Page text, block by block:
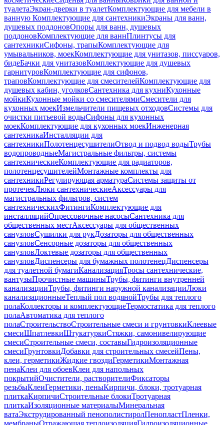
туалетаЭкран-дверки в туалетКомплектующие для мебели в
ванную Комплектующие для сантехникиЭкраны для ванн,
душевых поддоновОпоры для ванн, душевых
поддоновКомплектующие для ваннПлинтусы для
сантехникиСифоны, трапыКомплектующие для
умывальников, моекКомплектующие для унитазов, писсуаров,
бидеБачки для унитазовКомплектующие для душевых
гарнитуровКомплектующие для сифонов,
траповКомплектующие для смесителейКомплектующие для
душевых кабин, уголковСантехника для кухниКухонные
мойкиКухонные мойки со смесителямиСмесители для
кухонных моекИзмельчители пищевых отходовСистемы для
очистки питьевой водыСифоны для кухонных
моекКомплектующие для кухонных моекИнженерная
сантехникаИнсталляции для
сантехникиПолотенцесушителиОтвод и подвод водыТрубы
водопроводныеМагистральные фильтры, системы
сантехническиеКомплектующие для радиаторов,
полотенцесушителейМонтажные комплекты для
сантехникиРегулирующая арматураСистемы защиты от
протечекЛюки сантехническиеАксессуары для
магистральных фильтров, систем
сантехническихФитингиКомплектующие для
инсталляцийОпрессовочные насосыСантехника для
общественных местАксессуары для общественных
санузловСушилки для рукДозаторы для общественных
санузловСенсорные дозаторы для общественных
санузловЛоктевые дозаторы для общественных
санузловДиспенсеры для бумажных полотенецДиспенсеры
для туалетной бумагиКанализацияТросы сантехнические,
вантузыПрочистные машиныТрубы, фитинги внутренней
канализацииТрубы, фитинги наружной канализацииЛюки
канализационныеТеплый пол водянойТрубы для теплого
полаКоллекторы и комплектующиеТермостатика для теплого
полаАвтоматика для теплого
полаСтроительствоСтроительные смеси и грунтовкиКлеевые
смесиШпатлевкиШтукатуркиСтяжки, самонивелирующие
смесиСтроительные смеси, составыГидроизоляционные
смесиГрунтовкиДобавки для строительных смесейПены,
клеи, герметикиЖидкие гвоздиГерметикиМонтажная
пенаКлеи для обоевКлеи для напольных
покрытийОчистители, растворителиФиксаторы
резьбыКлеиГерметики, пеныКирпичи, блоки, тротуарная
плиткаКирпичиСтроительные блокиТротуарная
плиткаИзоляционные материалыМинеральная
ватаЭкструдированный пенополистиролПенопластПленки,
мембраныОтражающая теплоизоляцияГидроизоляционные